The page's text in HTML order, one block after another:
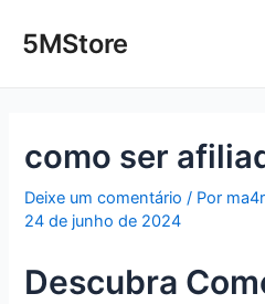
para5MStore
como ser
Deixe um comentário / Por
24 de junho de 2024
Descubra
navigation